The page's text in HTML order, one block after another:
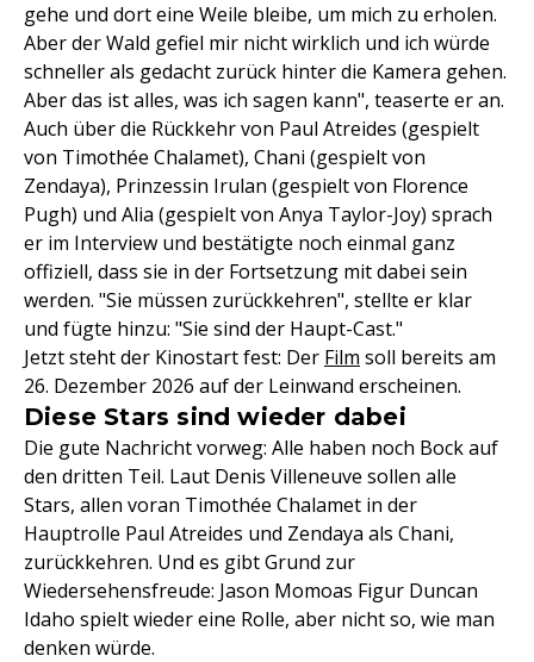
gehe und dort eine Weile bleibe, um mich zu erholen.
Aber der Wald gefiel mir nicht wirklich und ich würde
schneller als gedacht zurück hinter die Kamera gehen.
Aber das ist alles, was ich sagen kann", teaserte er an.
Auch über die Rückkehr von Paul Atreides (gespielt
von Timothée Chalamet), Chani (gespielt von
Zendaya), Prinzessin Irulan (gespielt von Florence
Pugh) und Alia (gespielt von Anya Taylor-Joy) sprach
er im Interview und bestätigte noch einmal ganz
offiziell, dass sie in der Fortsetzung mit dabei sein
werden. "Sie müssen zurückkehren", stellte er klar
und fügte hinzu: "Sie sind der Haupt-Cast."
Jetzt steht der Kinostart fest: Der Film soll bereits am
26. Dezember 2026 auf der Leinwand erscheinen.
Diese Stars sind wieder dabei
Die gute Nachricht vorweg: Alle haben noch Bock auf
den dritten Teil. Laut Denis Villeneuve sollen alle
Stars, allen voran Timothée Chalamet in der
Hauptrolle Paul Atreides und Zendaya als Chani,
zurückkehren. Und es gibt Grund zur
Wiedersehensfreude: Jason Momoas Figur Duncan
Idaho spielt wieder eine Rolle, aber nicht so, wie man
denken würde.